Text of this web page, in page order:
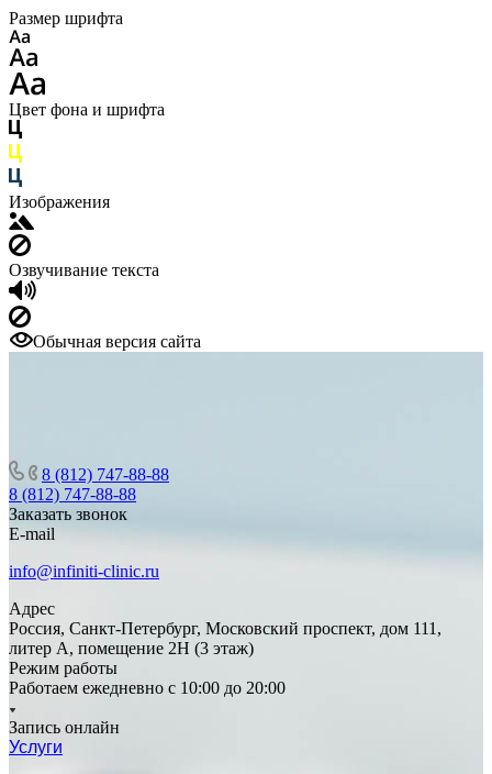
Размер шрифта
Цвет фона и шрифта
Изображения
Озвучивание текста
Обычная версия сайта
8 (812) 747-88-88
8 (812) 747-88-88
Заказать звонок
E-mail
info@infiniti-clinic.ru
Адрес
Россия, Санкт-Петербург, Московский проспект, дом 111,
литер А, помещение 2Н (3 этаж)
Режим работы
Работаем ежедневно с 10:00 до 20:00
Запись онлайн
Услуги